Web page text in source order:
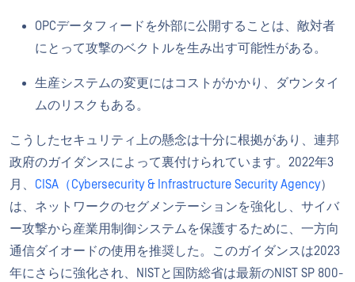
OPCデータフィードを外部に公開することは、敵対者
にとって攻撃のベクトルを生み出す可能性がある。
生産システムの変更にはコストがかかり、ダウンタイ
ムのリスクもある。
こうしたセキュリティ上の懸念は十分に根拠があり、連邦
政府のガイダンスによって裏付けられています。2022年3
月、 CISA（Cybersecurity & Infrastructure Security Agency）
は、ネットワークのセグメンテーションを強化し、サイバ
ー攻撃から産業用制御システムを保護するために、一方向
通信ダイオードの使用を推奨した。このガイダンスは2023
年にさらに強化され、NISTと国防総省は最新のNIST SP 800-